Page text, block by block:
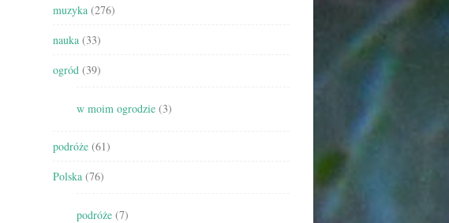
muzyka (276)
nauka (33)
ogród (39)
w moim ogrodzie (3)
podróże (61)
Polska (76)
podróże (7)